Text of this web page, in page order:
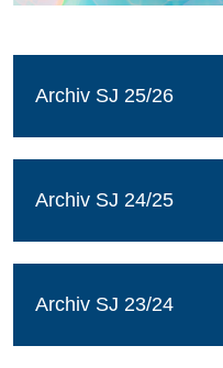
Archiv SJ 25/26
Archiv SJ 24/25
Archiv SJ 23/24